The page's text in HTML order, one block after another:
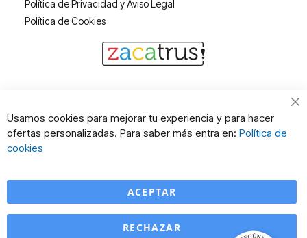
Política de Privacidad y Aviso Legal
Política de Cookies
Usamos cookies para mejorar tu experiencia y para hacer
ofertas personalizadas. Para saber más entra en: Política de
cookies
ACEPTAR
RECHAZAR